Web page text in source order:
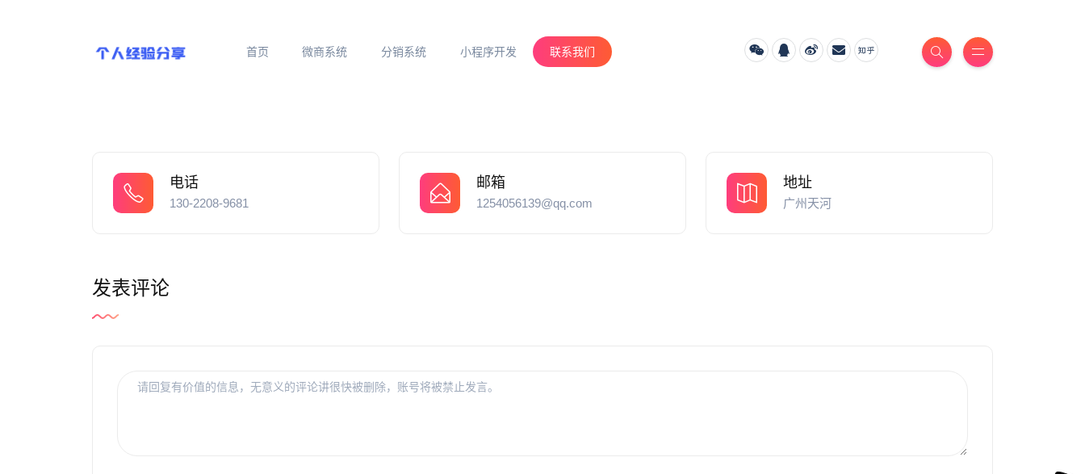
首页 微商系统 分销系统 小程序开发 联系我们
电话
130-2208-9681
邮箱
1254056139@qq.com
地址
广州天河
发表评论